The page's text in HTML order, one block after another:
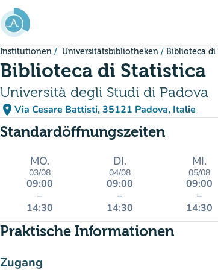
Gehe zum Hauptinhalt
Institutionen Universitätsbibliotheken Biblioteca di
Biblioteca di Statistica
Università degli Studi di Padova
place Via Cesare Battisti, 35121 Padova, Italie
(in Google Maps öffnen)
(new tab)
Standardöffnungszeiten
MO.
03/08
09:00
–
14:30
DI.
04/08
09:00
–
14:30
MI.
05/08
09:00
–
14:30
Praktische Informationen
Zugang